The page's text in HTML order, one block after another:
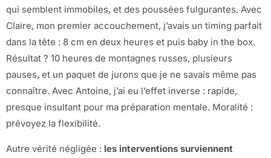
qui semblent immobiles, et des poussées fulgurantes. Avec
Claire, mon premier accouchement, j’avais un timing parfait
dans la tête : 8 cm en deux heures et puis baby in the box.
Résultat ? 10 heures de montagnes russes, plusieurs
pauses, et un paquet de jurons que je ne savais même pas
connaître. Avec Antoine, j’ai eu l’effet inverse : rapide,
presque insultant pour ma préparation mentale. Moralité :
prévoyez la flexibilité.
Autre vérité négligée : les interventions surviennent